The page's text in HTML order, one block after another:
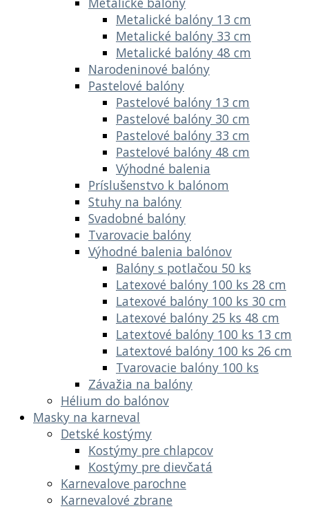
Metalické balóny 13 cm
Metalické balóny 33 cm
Metalické balóny 48 cm
Narodeninové balóny
Pastelové balóny
Pastelové balóny 13 cm
Pastelové balóny 30 cm
Pastelové balóny 33 cm
Pastelové balóny 48 cm
Výhodné balenia
Príslušenstvo k balónom
Stuhy na balóny
Svadobné balóny
Tvarovacie balóny
Výhodné balenia balónov
Balóny s potlačou 50 ks
Latexové balóny 100 ks 28 cm
Latexové balóny 100 ks 30 cm
Latexové balóny 25 ks 48 cm
Latextové balóny 100 ks 13 cm
Latextové balóny 100 ks 26 cm
Tvarovacie balóny 100 ks
Závažia na balóny
Hélium do balónov
Masky na karneval
Detské kostýmy
Kostýmy pre chlapcov
Kostýmy pre dievčatá
Karnevalove parochne
Karnevalové zbrane